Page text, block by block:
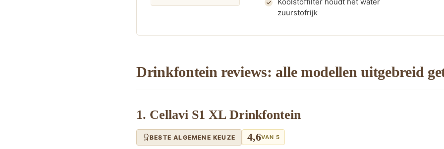
zuurstofrijk
Drinkfontein reviews: alle modellen uitgebreid
1. Cellavi S1 XL Drinkfontein
BESTE ALGEMENE KEUZE 4,6VAN 5